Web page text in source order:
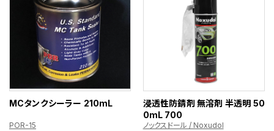
MCタンクシーラー 210mL
POR-15
浸透性防錆剤 無溶剤 半透明 50
0mL 700
ノックスドール / Noxudol